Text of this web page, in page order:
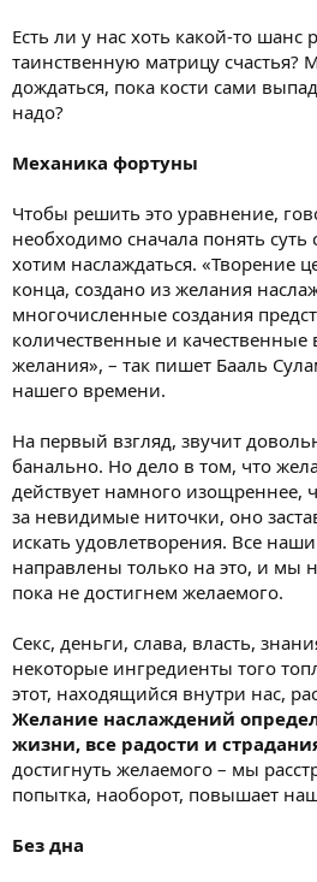
Есть ли у нас хоть какой-то шанс
таинственную матрицу счастья?
дождаться, пока кости сами
надо?
Механика фортуны
Чтобы решить это уравнение,
необходимо сначала понять
хотим наслаждаться. «Творение
конца, создано из желания
многочисленные создания
количественные и качественные
желания», – так пишет Бааль
нашего времени.
На первый взгляд, звучит
банально. Но дело в том, что
действует намного изощреннее,
за невидимые ниточки, оно
искать удовлетворения. Все
направлены только на это, и мы
пока не достигнем желаемого.
Секс, деньги, слава, власть,
некоторые ингредиенты того
этот, находящийся внутри нас,
Желание наслаждений
жизни, все радости и
достигнуть желаемого – мы
попытка, наоборот, повышает
Без дна